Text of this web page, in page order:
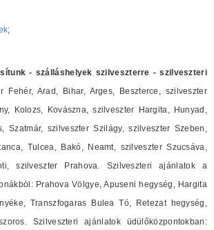
;
- szálláshelyek szilveszterre - szilveszteri
Fehér, Arad, Bihar, Arges, Beszterce, szilveszter
Kolozs, Kovászna, szilveszter Hargita, Hunyad,
Szatmár, szilveszter Szilágy, szilveszter Szeben,
Tulcea, Bakó, Neamt, szilveszter Szucsáva,
szilveszter Prahova. Szilveszteri ajánlatok a
Prahova Völgye, Apuseni hegység, Hargita
Transzfogaras Bulea Tó, Retezat hegység,
Szilveszteri ajánlatok üdülőközpontokban: